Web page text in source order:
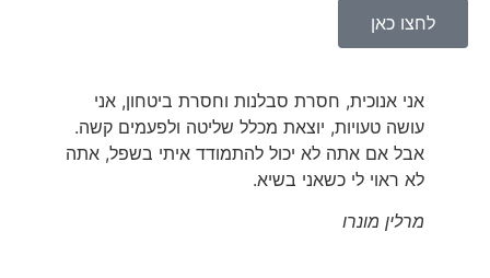
לחצו כאן
אני אנוכית, חסרת סבלנות וחסרת ביטחון, אני
עושה טעויות, יוצאת מכלל שליטה ולפעמים קשה.
אבל אם אתה לא יכול להתמודד איתי בשפל, אתה
לא ראוי לי כשאני בשיא.
מרלין מונרו